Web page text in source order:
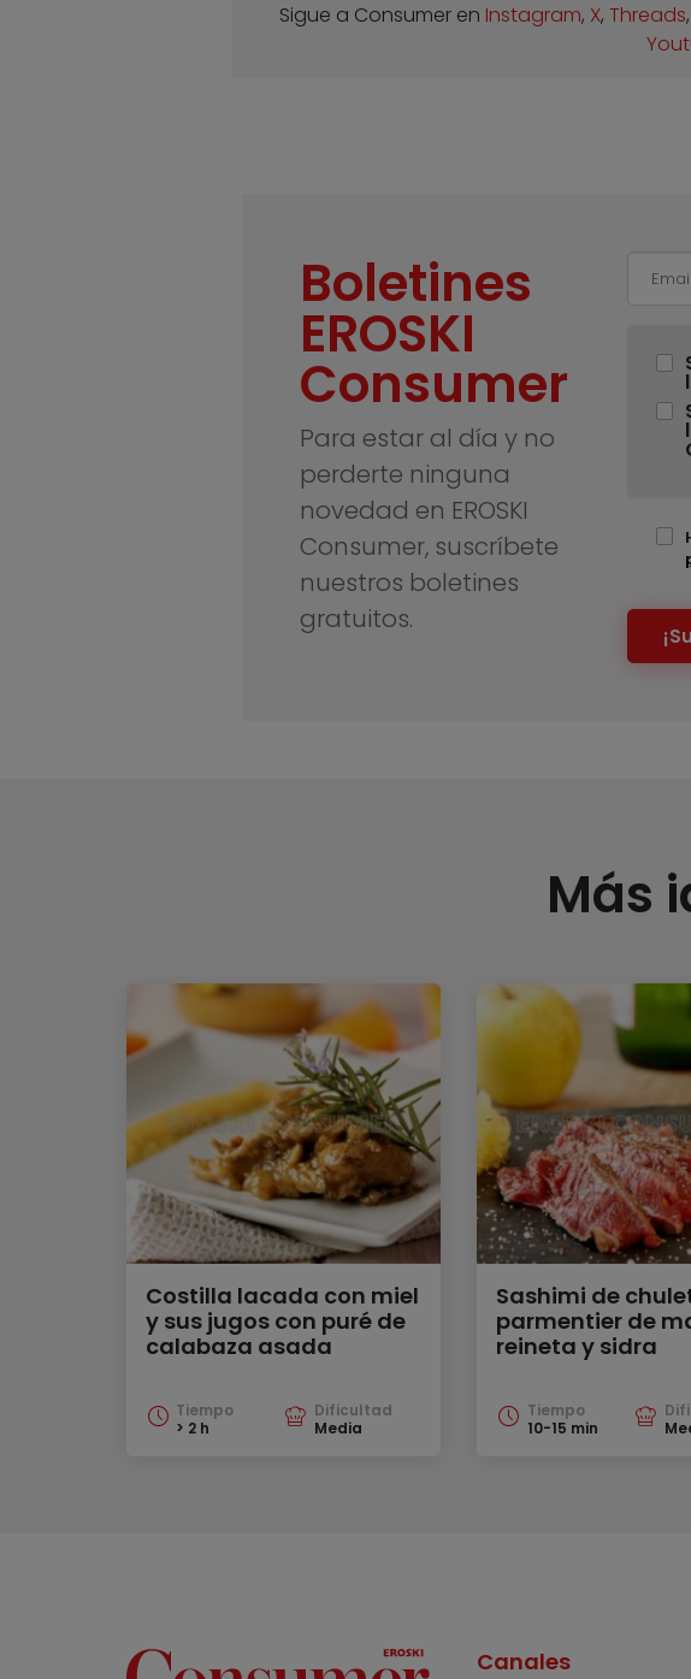
Sigue a Consumer en Instagram, X,Threads,
Boletines
EROSKI
Consumer
Para estar al día y no
perderte ninguna
novedad en EROSKI
Consumer, suscríbete
nuestros boletines
gratuitos.
Más
Costilla lacada con miel
y sus jugos con puré de
calabaza asada
Tiempo
> 2 h
Dificultad
Media
Sashimi de
parmentier de
reineta y sidra
Tiempo
10-15 min
Canales